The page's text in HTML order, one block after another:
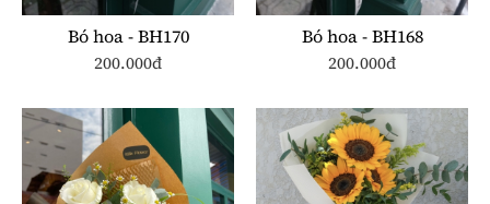
Bó hoa - BH170
200.000đ
Bó hoa - BH168
200.000đ